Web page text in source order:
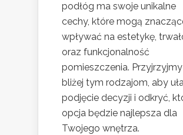
podłóg ma swoje unikalne
cechy, które mogą
wpływać na estetykę,
oraz funkcjonalność
pomieszczenia.
bliżej tym rodzajom, aby
podjęcie decyzji i odkryć,
opcja będzie najlepsza dla
Twojego wnętrza.